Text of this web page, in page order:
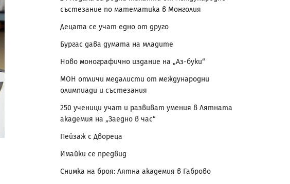
състезание по математика в Монголия
Децата се учат едно от друго
Бургас дава думата на младите
Ново монографично издание на „Аз-буки“
МОН отличи медалисти от международни
олимпиади и състезания
250 ученици учат и развиват умения в Лятната
академия на „Заедно в час“
Пейзаж с Двореца
Имайки се предвид
Снимка на броя: Лятна академия в Габрово